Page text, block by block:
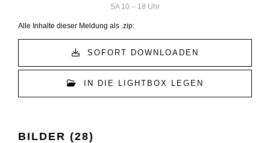
SA 10 – 18 Uhr
Alle Inhalte dieser Meldung als .zip:
SOFORT DOWNLOADEN
IN DIE LIGHTBOX LEGEN
BILDER (28)